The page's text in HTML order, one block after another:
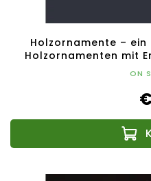
Holzornamente –
Holzornamenten mit
ON